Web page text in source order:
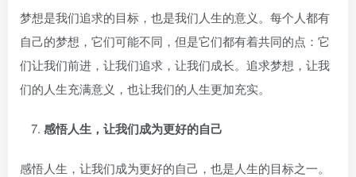
梦想是我们追求的目标，也是我们人生的意义。每个人都有
自己的梦想，它们可能不同，但是它们都有着共同的点：它
们让我们前进，让我们追求，让我们成长。追求梦想，让我
们的人生充满意义，也让我们的人生更加充实。
感悟人生，让我们成为更好的自己
感悟人生，让我们成为更好的自己，也是人生的目标之一。